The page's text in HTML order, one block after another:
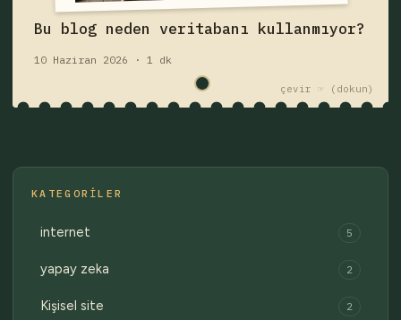
Bu blog neden veritabanı kullanmıyor?
10 Haziran 2026 · 1 dk
çevir ☞
Fişi çek — yazıyı oku
Eski fişler →
KATEGORILER
internet 5
yapay zeka 2
Kişisel site 2